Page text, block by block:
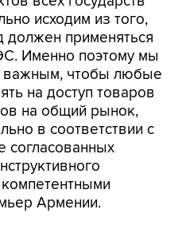
применяться
Именно поэтому мы
важным, чтобы любые
на доступ товаров
на общий рынок,
в соответствии с
согласованных
Армении.